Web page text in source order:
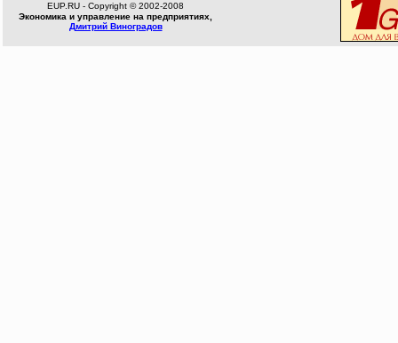
EUP.RU - Copyright © 2002-2008
Экономика и управление на предприятиях,
Дмитрий Виноградов